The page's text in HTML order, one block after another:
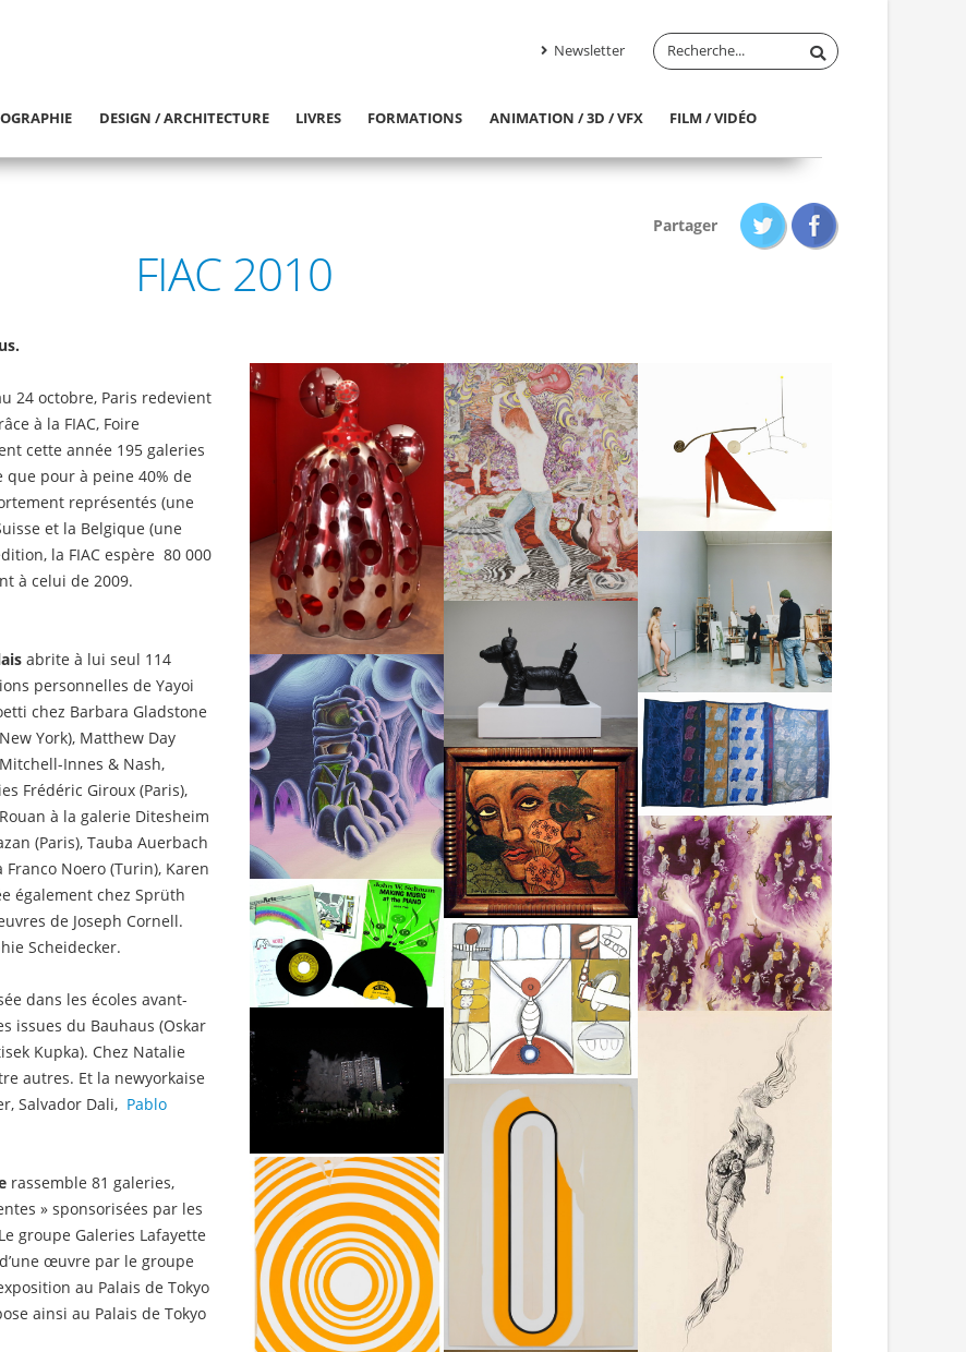
Newsletter
DESIGN / ARCHITECTURE LIVRES FORMATIONS ANIMATION / 3D / VFX FILM / VIDÉO
Partager
FIAC 2010
24 octobre, Paris redevient
à la FIAC, Foire
cette année 195 galeries
que pour à peine 40% de
représentés (une
et la Belgique (une
la FIAC espère 80 000
à celui de 2009.
abrite à lui seul 114
personnelles de Yayoi
chez Barbara Gladstone
York), Matthew Day
Innes & Nash,
Frédéric Giroux (Paris),
à la galerie Ditesheim
(Paris), Tauba Auerbach
Noero (Turin), Karen
également chez Sprüth
de Joseph Cornell.
Scheidecker.
dans les écoles avant-
issues du Bauhaus (Oskar
Kupka). Chez Natalie
autres. Et la newyorkaise
Salvador Dali, Pablo
rassemble 81 galeries,
» sponsorisées par les
groupe Galeries Lafayette
œuvre par le groupe
au Palais de Tokyo
ainsi au Palais de Tokyo